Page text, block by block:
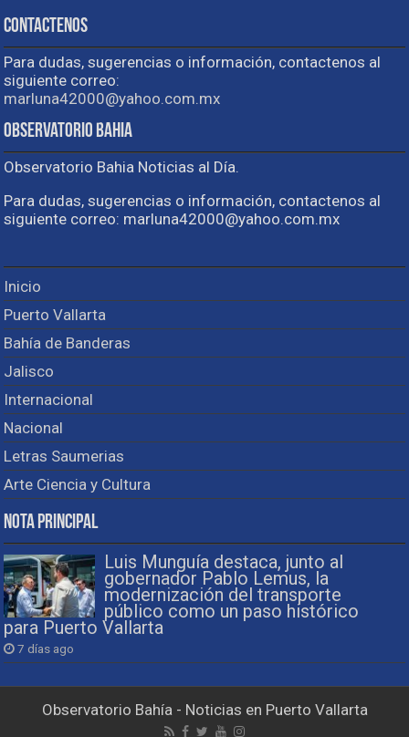
Contactenos
Para dudas, sugerencias o información, contactenos al
siguiente correo:
marluna42000@yahoo.com.mx
Observatorio Bahia
Observatorio Bahia Noticias al Día.
Para dudas, sugerencias o información, contactenos al
siguiente correo: marluna42000@yahoo.com.mx
Inicio
Puerto Vallarta
Bahía de Banderas
Jalisco
Internacional
Nacional
Letras Saumerias
Arte Ciencia y Cultura
Nota Principal
Luis Munguía destaca, junto al
gobernador Pablo Lemus, la
modernización del transporte
público como un paso histórico
para Puerto Vallarta
7 días ago
Observatorio Bahía - Noticias en Puerto Vallarta